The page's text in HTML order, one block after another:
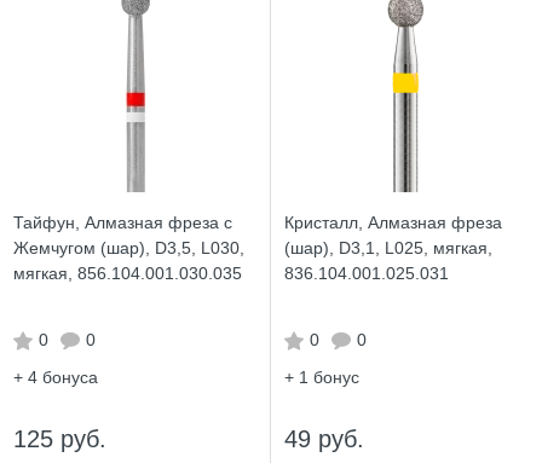
Тайфун, Алмазная фреза с
Жемчугом (шар), D3,5, L030,
мягкая, 856.104.001.030.035
0
0
+ 4 бонуса
125 руб.
Кристалл, Алмазная фреза
(шар), D3,1, L025, мягкая,
836.104.001.025.031
0
0
+ 1 бонус
49 руб.